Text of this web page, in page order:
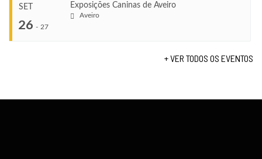
Set 12, 2026
VENUE
Set 19, 2026
SET
26 - 27
Exposições Caninas de Aveiro
Aveiro
+ VER TODOS OS EVENTOS